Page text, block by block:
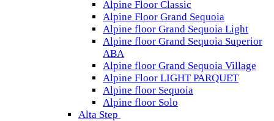
Alpine Floor Classic
Alpine Floor Grand Sequoia
Alpine floor Grand Sequoia Light
Alpine floor Grand Sequoia Superior
ABA
Alpine floor Grand Sequoia Village
Alpine Floor LIGHT PARQUET
Alpine floor Sequoia
Alpine floor Solo
Alta Step